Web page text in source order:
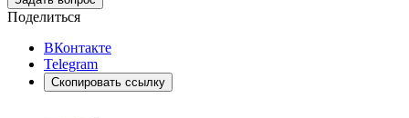
Поделиться
ВКонтакте
Telegram
Скопировать ссылку